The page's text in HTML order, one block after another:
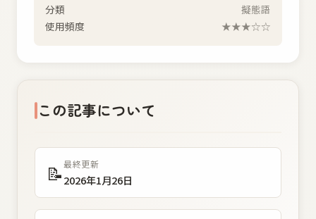
分類
擬態語
使用頻度
★★★☆☆
この記事について
📝最終更新
2026年1月26日